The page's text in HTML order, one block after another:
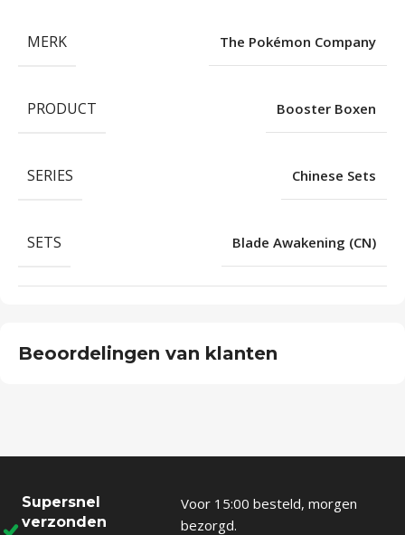
MERK The Pokémon Company
PRODUCT Booster Boxen
SERIES Chinese Sets
SETS Blade Awakening (CN)
Beoordelingen van klanten
Supersnel
verzonden
Voor 15:00 besteld, morgen
bezorgd.